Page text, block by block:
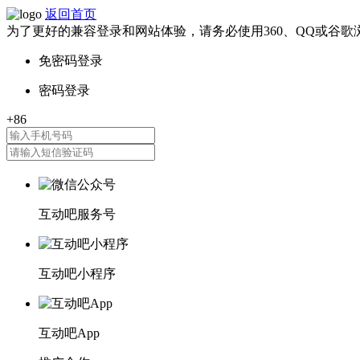
返回首页
为了更好的兼容登录和网站体验，请务必使用360、QQ或谷歌
互动吧服务号
互动吧小程序
互动吧App